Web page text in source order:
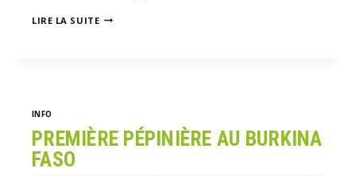
LIRE LA SUITETOGO
INFO
PREMIÈRE PÉPINIÈRE AU BURKINA
FASO